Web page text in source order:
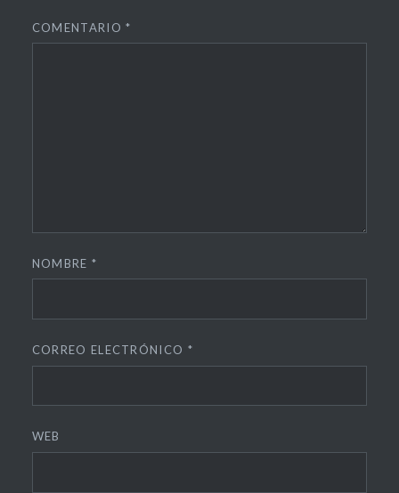
COMENTARIO*
NOMBRE *
CORREO ELECTRÓNICO *
WEB